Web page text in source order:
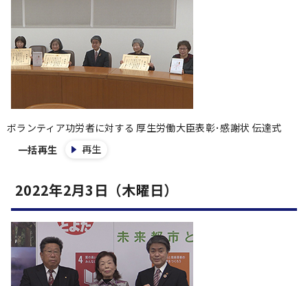
ボランティア功労者に対する 厚生労働大臣表彰･感謝状 伝達式
一括再生
再生
2022年2月3日（木曜日）